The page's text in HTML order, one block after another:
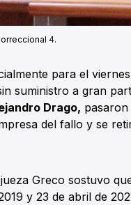
4.
para el
suministro a gran
Drago,
del fallo y se
Greco sostuvo
y 23 de abril de